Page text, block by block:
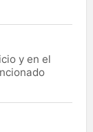
y en el